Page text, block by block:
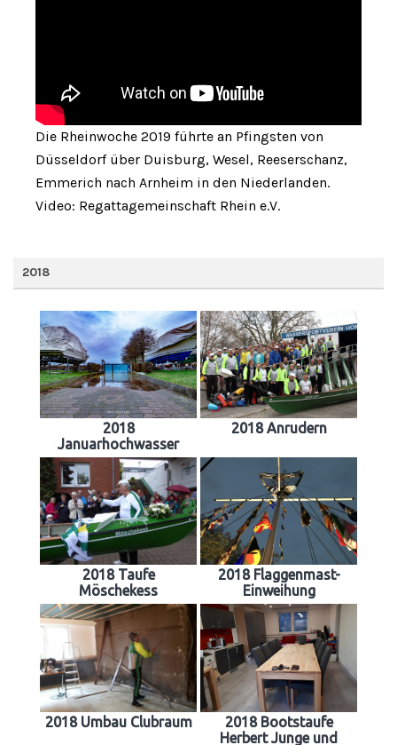
Die Rheinwoche 2019 führte an Pfingsten von
Düsseldorf über Duisburg, Wesel, Reeserschanz,
Emmerich nach Arnheim in den Niederlanden.
Video: Regattagemeinschaft Rhein e.V.
2018
2018
Januarhochwasser
2018 Anrudern
2018 Taufe
Möschekess
2018 Flaggenmast-
Einweihung
2018 Umbau Clubraum
2018 Bootstaufe
Herbert Junge und